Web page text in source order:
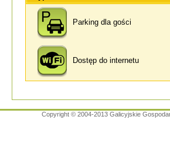
Parking dla gości
Dostęp do internetu
Copyright © 2004-2013 Galicyjskie